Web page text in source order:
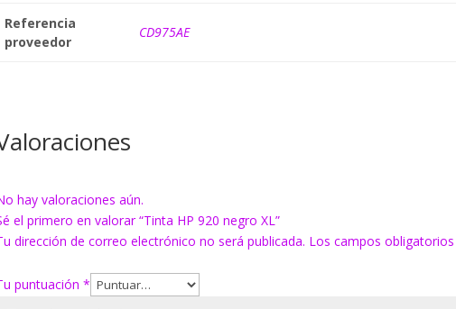
Referencia
proveedor
CD975AE
hay valoraciones aún.
el primero en valorar “Tinta HP 920 negro XL”
dirección de correo electrónico no será publicada. Los campos
puntuación*